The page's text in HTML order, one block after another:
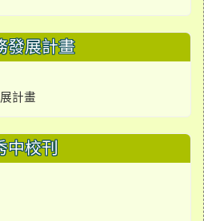
發展計畫
計畫
中校刊